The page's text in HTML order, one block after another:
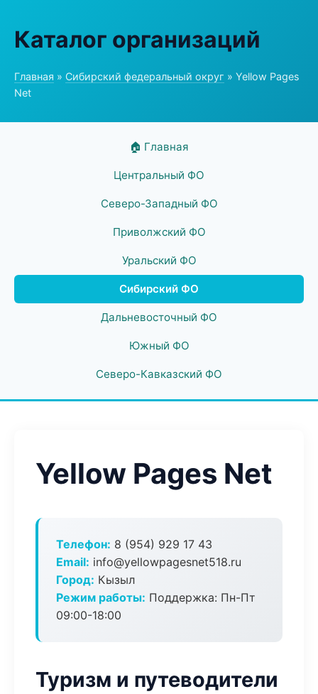
Каталог организаций
Главная » Сибирский федеральный округ » Yellow Pages
Net
🏠 Главная
Центральный ФО
Северо-Западный ФО
Приволжский ФО
Уральский ФО
Сибирский ФО
Дальневосточный ФО
Южный ФО
Северо-Кавказский ФО
Yellow Pages Net
Телефон: 8 (954) 929 17 43
Email: info@yellowpagesnet518.ru
Город: Кызыл
Режим работы: Поддержка: Пн-Пт
09:00-18:00
Туризм и путеводители